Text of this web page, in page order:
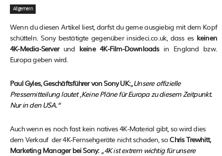
Allgemein
Wenn du diesen Artikel liest, darfst du gerne ausgiebig mit dem Kopf
schütteln. Sony bestätigte gegenüber insideci.co.uk, dass es keinen
4K-Media-Serverund keine 4K-Film-Downloadsin England bzw.
Europa geben wird.
Paul Gyles, Geschäftsführer von Sony UK:„Unsere offizielle
Pressemitteilung lautet ‚Keine Pläne für Europa zu diesem Zeitpunkt.
Nur in den USA.“
Auch wenn es noch fast kein natives 4K-Material gibt, so wird dies
dem Verkauf der 4K-Fernsehgeräte nicht schaden, soChris Trewhitt,
Marketing Manager bei Sony: „4K ist extrem wichtig für unsere